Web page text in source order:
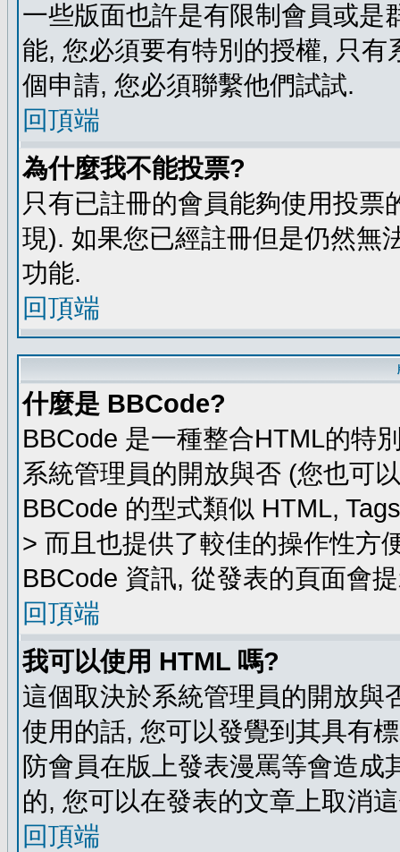
一些版面也許是有限制會員或是
能, 您必須要有特別的授權, 只
個申請, 您必須聯繫他們試試.
回頂端
為什麼我不能投票?
只有已註冊的會員能夠使用投
現). 如果您已經註冊但是仍然無
功能.
回頂端
什麼是 BBCode?
BBCode 是一種整合HTML的特
系統管理員的開放與否 (您也可
BBCode 的型式類似 HTML,
> 而且也提供了較佳的操作性方
BBCode 資訊, 從發表的頁面會
回頂端
我可以使用 HTML 嗎?
這個取決於系統管理員的開放與
使用的話, 您可以發覺到其具有
防會員在版上發表漫罵等會造
的, 您可以在發表的文章上取消
回頂端